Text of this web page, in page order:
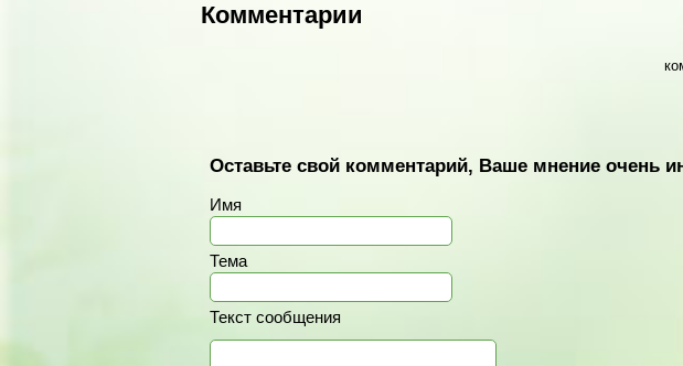
Комментарии
Оставьте свой комментарий, Ваше мнение очень
Имя
Тема
Текст сообщения